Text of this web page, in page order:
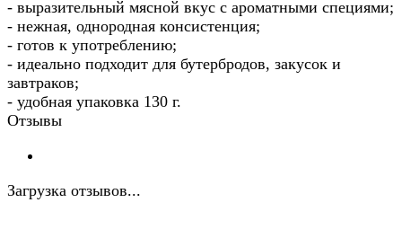
- выразительный мясной вкус с ароматными специями;
- нежная, однородная консистенция;
- готов к употреблению;
- идеально подходит для бутербродов, закусок и
завтраков;
- удобная упаковка 130 г.
Отзывы
Загрузка отзывов...